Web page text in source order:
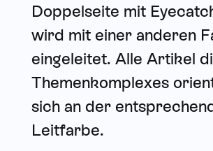
Doppelseite mit
wird mit einer anderen
eingeleitet. Alle Artikel
Themenkomplexes
sich an der
Leitfarbe.